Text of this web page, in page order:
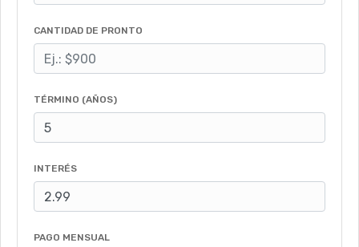
CANTIDAD DE PRONTO
TÉRMINO (AÑOS)
INTERÉS
PAGO MENSUAL